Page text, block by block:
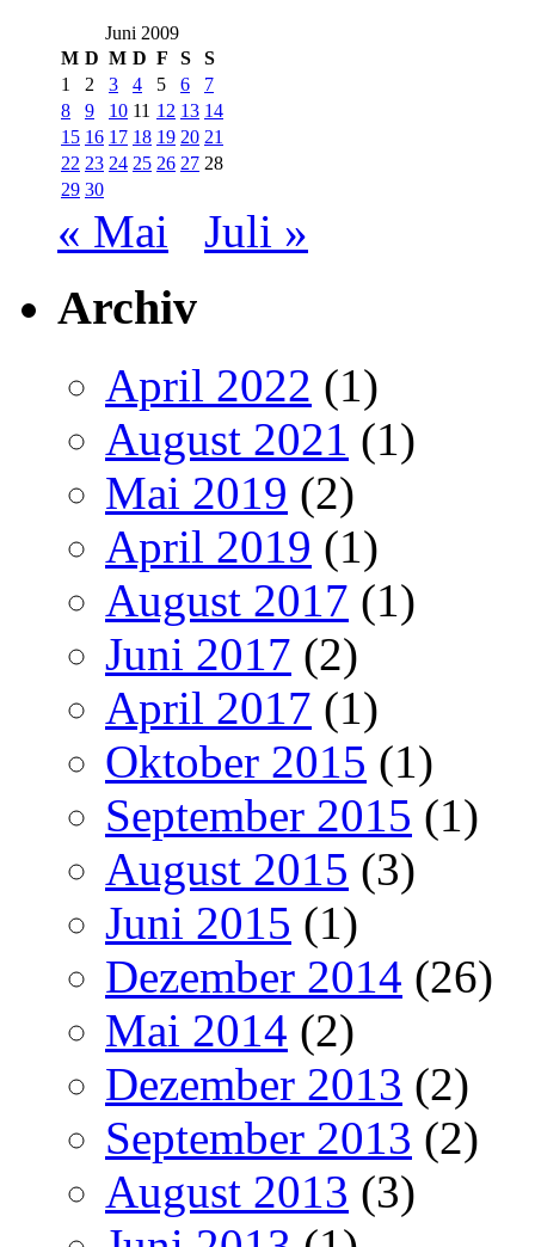
Juni 2009
M D M D F S
S
1
2 3 4 5 6
7
8
9 10 11 12 13 14
15 16 17 18 19 20 21
22 23 24 25 26 27 28
29 30
« Mai Juli »
Archiv
April 2022 (1)
August 2021 (1)
Mai 2019 (2)
April 2019 (1)
August 2017 (1)
Juni 2017 (2)
April 2017 (1)
Oktober 2015 (1)
September 2015 (1)
August 2015 (3)
Juni 2015 (1)
Dezember 2014 (26)
Mai 2014 (2)
Dezember 2013 (2)
September 2013 (2)
August 2013 (3)